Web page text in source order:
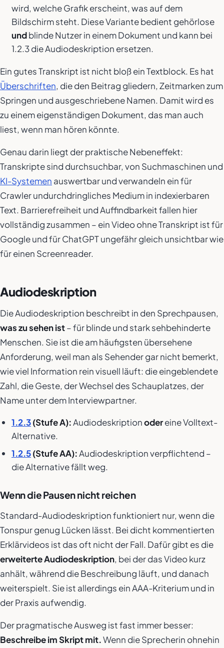
wird, welche Grafik erscheint, was auf dem
Bildschirm steht. Diese Variante bedient gehörlose
undblinde Nutzer in einem Dokument und kann bei
1.2.3 die Audiodeskription ersetzen.
Ein gutes Transkript ist nicht bloß ein Textblock. Es hat
Überschriften, die den Beitrag gliedern, Zeitmarken zum
Springen und ausgeschriebene Namen. Damit wird es
zu einem eigenständigen Dokument, das man auch
liest, wenn man hören könnte.
Genau darin liegt der praktische Nebeneffekt:
Transkripte sind durchsuchbar, von Suchmaschinen und
KI-Systemen auswertbar und verwandeln ein für
Crawler undurchdringliches Medium in indexierbaren
Text. Barrierefreiheit und Auffindbarkeit fallen hier
vollständig zusammen – ein Video ohne Transkript ist für
Google und für ChatGPT ungefähr gleich unsichtbar wie
für einen Screenreader.
Audiodeskription
Die Audiodeskription beschreibt in den Sprechpausen,
was zu sehen ist– für blinde und stark sehbehinderte
Menschen. Sie ist die am häufigsten übersehene
Anforderung, weil man als Sehender gar nicht bemerkt,
wie viel Information rein visuell läuft: die eingeblendete
Zahl, die Geste, der Wechsel des Schauplatzes, der
Name unter dem Interviewpartner.
1.2.3(Stufe A):Audiodeskriptionodereine Volltext-
Alternative.
1.2.5(Stufe AA):Audiodeskription verpflichtend –
die Alternative fällt weg.
Wenn die Pausen nicht reichen
Standard-Audiodeskription funktioniert nur, wenn die
Tonspur genug Lücken lässt. Bei dicht kommentierten
Erklärvideos ist das oft nicht der Fall. Dafür gibt es die
erweiterte Audiodeskription, bei der das Video kurz
anhält, während die Beschreibung läuft, und danach
weiterspielt. Sie ist allerdings ein AAA-Kriterium und in
der Praxis aufwendig.
Der pragmatische Ausweg ist fast immer besser:
Beschreibe im Skript mit.Wenn die Sprecherin ohnehin